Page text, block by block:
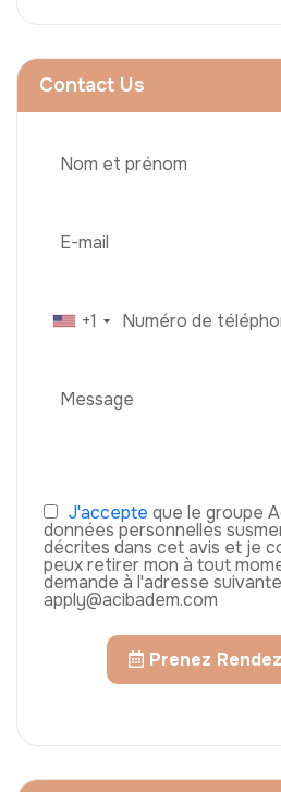
Contact Us
+1
J'accepte que le groupe
données personnelles
décrites dans cet avis et je
peux retirer mon à tout
demande à l'adresse suivante
apply@acibadem.com
Prenez